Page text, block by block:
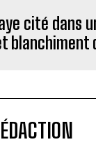
cité dans
blanchiment